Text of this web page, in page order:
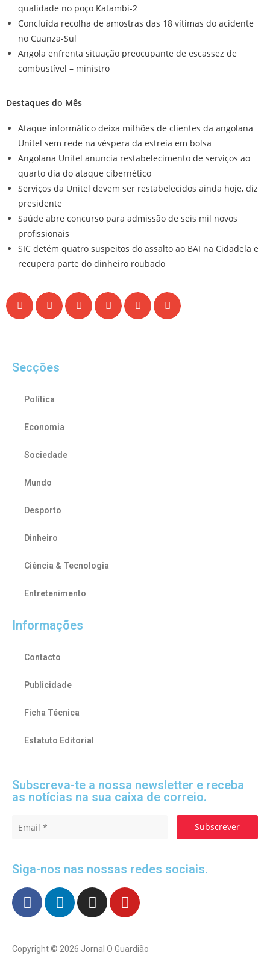
qualidade no poço Katambi-2
Concluída recolha de amostras das 18 vítimas do acidente
no Cuanza-Sul
Angola enfrenta situação preocupante de escassez de
combustível – ministro
Destaques do Mês
Ataque informático deixa milhões de clientes da angolana
Unitel sem rede na véspera da estreia em bolsa
Angolana Unitel anuncia restabelecimento de serviços ao
quarto dia do ataque cibernético
Serviços da Unitel devem ser restabelecidos ainda hoje, diz
presidente
Saúde abre concurso para admissão de seis mil novos
profissionais
SIC detém quatro suspeitos do assalto ao BAI na Cidadela e
recupera parte do dinheiro roubado
Secções
Política
Economia
Sociedade
Mundo
Desporto
Dinheiro
Ciência & Tecnologia
Entretenimento
Informações
Contacto
Publicidade
Ficha Técnica
Estatuto Editorial
Subscreva-te a nossa newsletter e receba
as notícias na sua caixa de correio.
Subscrever
Siga-nos nas nossas redes sociais.
Copyright © 2026 Jornal O Guardião